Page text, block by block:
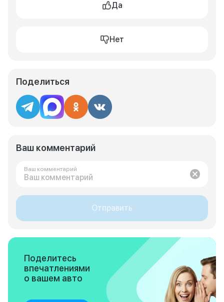
Да
Нет
Поделиться
Ваш комментарий
Ваш комментарий
Отправить
Поделитесь
впечатлениями
о вашем авто